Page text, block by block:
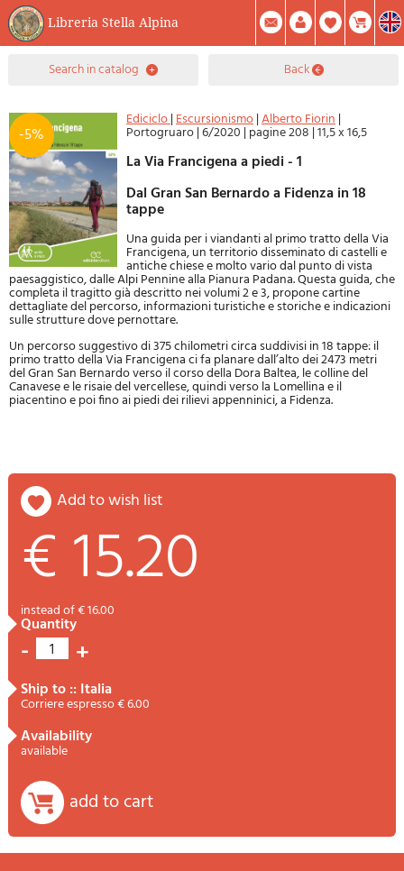
Libreria Stella Alpina
0Item(s) In Your Cart
Summary
Facebook
Create Account Mod. Password
search in catalog back
-5%
Ediciclo|Escursionismo|Alberto Fiorin|
Portogruaro|6/2020 | pagine 208 |11,5 x 16,5
La Via Francigena a piedi - 1
Dal Gran San Bernardo a Fidenza in 18
tappe
Una guida per i viandanti al primo tratto della Via
Francigena, un territorio disseminato di castelli e
antiche chiese e molto vario dal punto di vista
paesaggistico, dalle Alpi Pennine alla Pianura Padana. Questa guida, che
completa il tragitto già descritto nei volumi 2 e 3, propone cartine
dettagliate del percorso, informazioni turistiche e storiche e indicazioni
sulle strutture dove pernottare.
Un percorso suggestivo di 375 chilometri circa suddivisi in 18 tappe: il
primo tratto della Via Francigena ci fa planare dall’alto dei 2473 metri
del Gran San Bernardo verso il corso della Dora Baltea, le colline del
Canavese e le risaie del vercellese, quindi verso la Lomellina e il
piacentino e poi fino ai piedi dei rilievi appenninici, a Fidenza.
add to wish list
€ 15.20
instead of € 16.00
quantity
- 1 +
ship to :: Italia
Corriere espresso € 6.00
availability
available
add to cart